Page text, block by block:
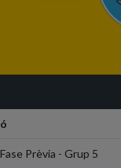
Prèvia - Grup 5